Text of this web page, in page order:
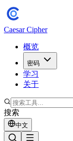
Caesar Cipher
概览
密码
学习
关于
搜索
中文